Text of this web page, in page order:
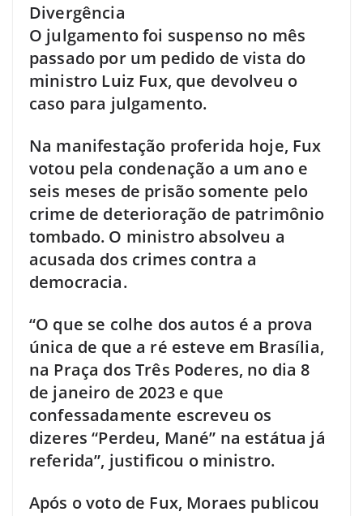
Divergência
O julgamento foi suspenso no mês
passado por um pedido de vista do
ministro Luiz Fux, que devolveu o
caso para julgamento.
Na manifestação proferida hoje, Fux
votou pela condenação a um ano e
seis meses de prisão somente pelo
crime de deterioração de patrimônio
tombado. O ministro absolveu a
acusada dos crimes contra a
democracia.
“O que se colhe dos autos é a prova
única de que a ré esteve em Brasília,
na Praça dos Três Poderes, no dia 8
de janeiro de 2023 e que
confessadamente escreveu os
dizeres “Perdeu, Mané” na estátua já
referida”, justificou o ministro.
Após o voto de Fux, Moraes publicou